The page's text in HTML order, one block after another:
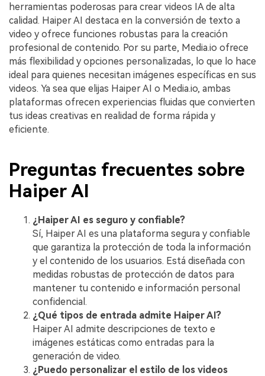
herramientas poderosas para crear videos IA de alta
calidad. Haiper AI destaca en la conversión de texto a
video y ofrece funciones robustas para la creación
profesional de contenido. Por su parte, Media.io ofrece
más flexibilidad y opciones personalizadas, lo que lo hace
ideal para quienes necesitan imágenes específicas en sus
videos. Ya sea que elijas Haiper AI o Media.io, ambas
plataformas ofrecen experiencias fluidas que convierten
tus ideas creativas en realidad de forma rápida y
eficiente.
Preguntas frecuentes sobre
Haiper AI
¿Haiper AI es seguro y confiable?
Sí, Haiper AI es una plataforma segura y confiable
que garantiza la protección de toda la información
y el contenido de los usuarios. Está diseñada con
medidas robustas de protección de datos para
mantener tu contenido e información personal
confidencial.
¿Qué tipos de entrada admite Haiper AI?
Haiper AI admite descripciones de texto e
imágenes estáticas como entradas para la
generación de video.
¿Puedo personalizar el estilo de los videos